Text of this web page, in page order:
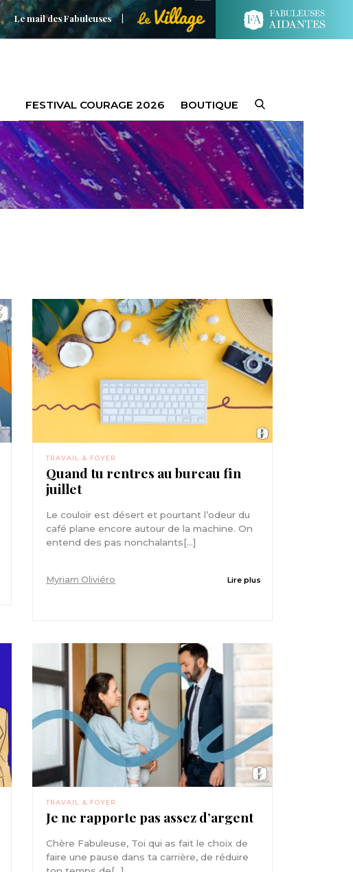
Le mail des Fabuleuses
FESTIVAL COURAGE 2026 BOUTIQUE
TRAVAIL & FOYER
Quand tu rentres au bureau fin
juillet
Le couloir est désert et pourtant l’odeur du
café plane encore autour de la machine. On
entend des pas nonchalants[...]
Myriam Oliviéro Lire plus
TRAVAIL & FOYER
Je ne rapporte pas assez d’argent
Chère Fabuleuse, Toi qui as fait le choix de
faire une pause dans ta carrière, de réduire